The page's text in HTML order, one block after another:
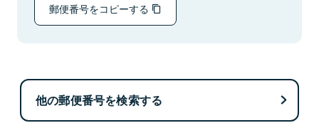
郵便番号をコピーする
他の郵便番号を検索する